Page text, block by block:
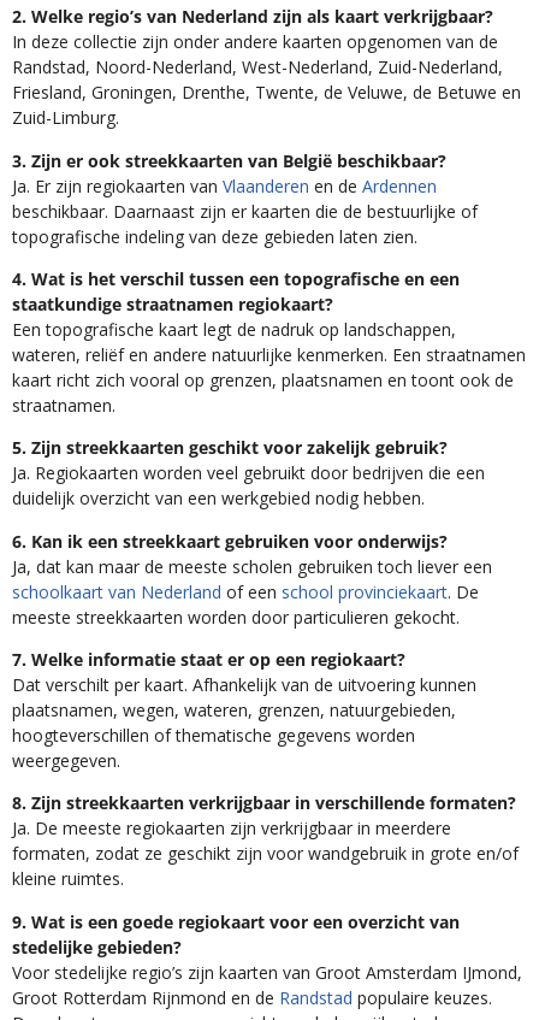
2. Welke regio’s van Nederland zijn als kaart verkrijgbaar?
In deze collectie zijn onder andere kaarten opgenomen van de
Randstad, Noord-Nederland, West-Nederland, Zuid-Nederland,
Friesland, Groningen, Drenthe, Twente, de Veluwe, de Betuwe en
Zuid-Limburg.
3. Zijn er ook streekkaarten van België beschikbaar?
Ja. Er zijn regiokaarten van Vlaanderen en de Ardennen
beschikbaar. Daarnaast zijn er kaarten die de bestuurlijke of
topografische indeling van deze gebieden laten zien.
4. Wat is het verschil tussen een topografische en een
staatkundige straatnamen regiokaart?
Een topografische kaart legt de nadruk op landschappen,
wateren, reliëf en andere natuurlijke kenmerken. Een straatnamen
kaart richt zich vooral op grenzen, plaatsnamen en toont ook de
straatnamen.
5. Zijn streekkaarten geschikt voor zakelijk gebruik?
Ja. Regiokaarten worden veel gebruikt door bedrijven die een
duidelijk overzicht van een werkgebied nodig hebben.
6. Kan ik een streekkaart gebruiken voor onderwijs?
Ja, dat kan maar de meeste scholen gebruiken toch liever een
schoolkaart van Nederland of een school provinciekaart. De
meeste streekkaarten worden door particulieren gekocht.
7. Welke informatie staat er op een regiokaart?
Dat verschilt per kaart. Afhankelijk van de uitvoering kunnen
plaatsnamen, wegen, wateren, grenzen, natuurgebieden,
hoogteverschillen of thematische gegevens worden
weergegeven.
8. Zijn streekkaarten verkrijgbaar in verschillende formaten?
Ja. De meeste regiokaarten zijn verkrijgbaar in meerdere
formaten, zodat ze geschikt zijn voor wandgebruik in grote en/of
kleine ruimtes.
9. Wat is een goede regiokaart voor een overzicht van
stedelijke gebieden?
Voor stedelijke regio’s zijn kaarten van Groot Amsterdam IJmond,
Groot Rotterdam Rijnmond en de Randstad populaire keuzes.